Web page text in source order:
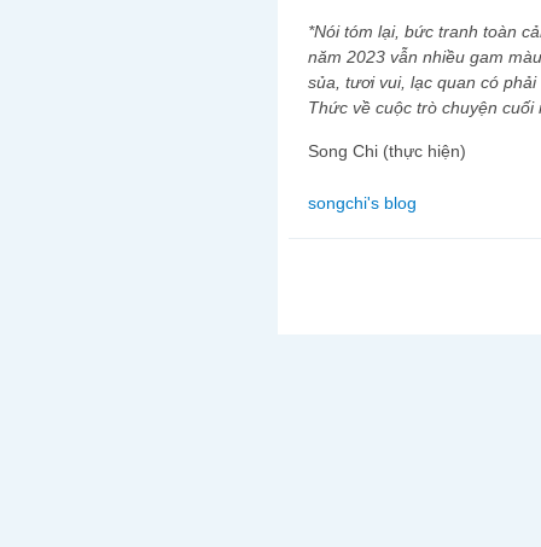
*Nói tóm lại, bức tranh toàn
năm 2023 vẫn nhiều gam
sủa, tươi vui, lạc quan có
Thức về cuộc trò chuyện cuối
Song Chi (thực hiện)
songchi's blog